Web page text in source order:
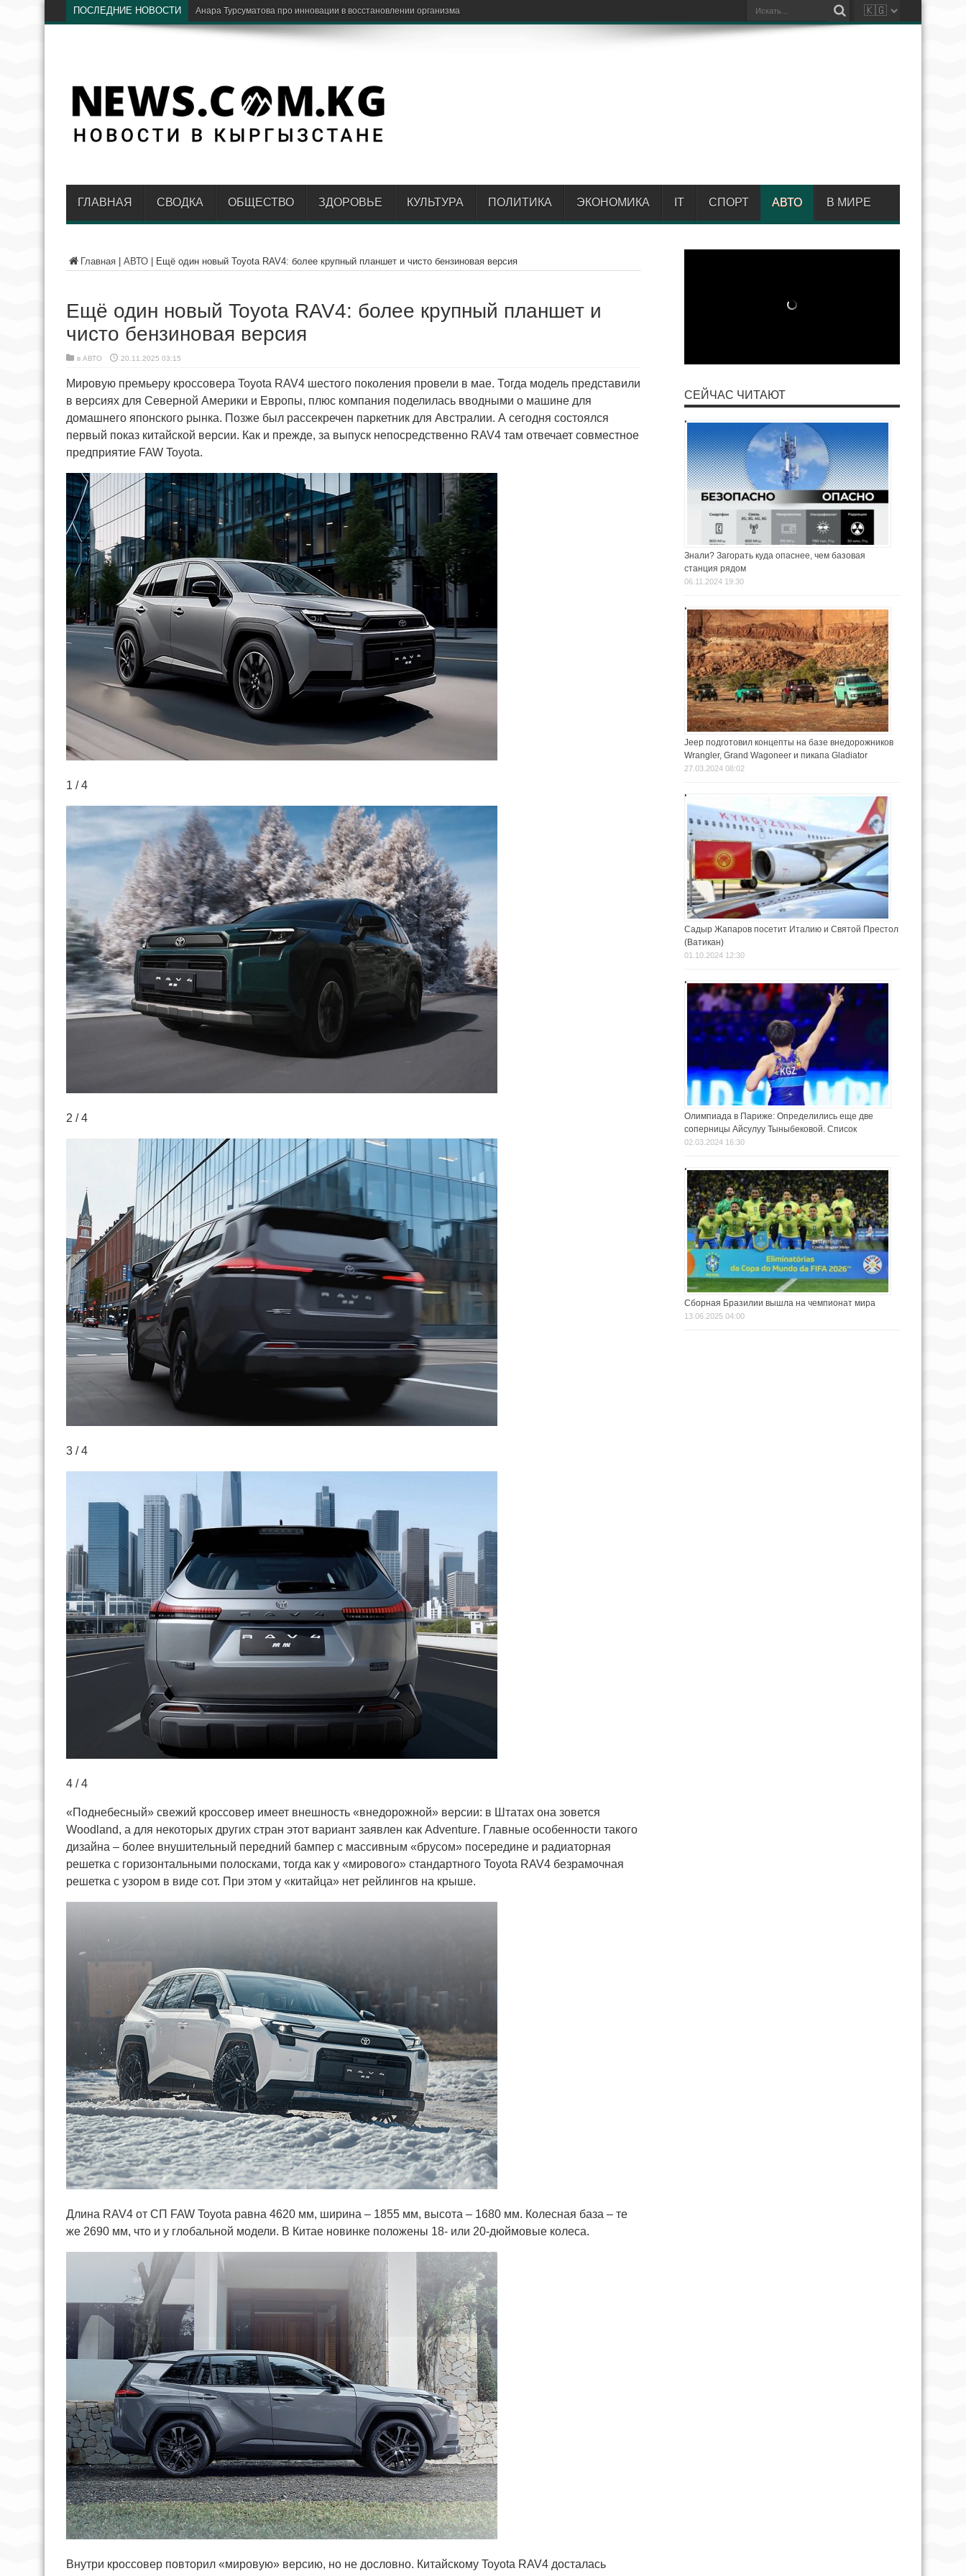
ПОСЛЕДНИЕ НОВОСТИ В путешествиях стало ещё удобнее вме
ГЛАВНАЯ СВОДКА ОБЩЕСТВО ЗДОРОВЬЕ КУЛЬТУРА ПОЛИТИКА ЭКОНОМИКА IT СПОРТ АВТО В МИРЕ
Главная АВТО Ещё один новый Toyota RAV4: более крупный планшет и чисто бензиновая версия
Ещё один новый Toyota RAV4: более крупный планшет и
чисто бензиновая версия
в АВТО 20.11.2025 03:15
Мировую премьеру кроссовера Toyota RAV4 шестого поколения провели в мае. Тогда модель представили
в версиях для Северной Америки и Европы, плюс компания поделилась вводными о машине для
домашнего японского рынка. Позже был рассекречен паркетник для Австралии. А сегодня состоялся
первый показ китайской версии. Как и прежде, за выпуск непосредственно RAV4 там отвечает совместное
предприятие FAW Toyota.
1 / 4
2 / 4
3 / 4
4 / 4
«Поднебесный» свежий кроссовер имеет внешность «внедорожной» версии: в Штатах она зовется
Woodland, а для некоторых других стран этот вариант заявлен как Adventure. Главные особенности такого
дизайна – более внушительный передний бампер с массивным «брусом» посередине и радиаторная
решетка с горизонтальными полосками, тогда как у «мирового» стандартного Toyota RAV4 безрамочная
решетка с узором в виде сот. При этом у «китайца» нет рейлингов на крыше.
Длина RAV4 от СП FAW Toyota равна 4620 мм, ширина – 1855 мм, высота – 1680 мм. Колесная база – те
же 2690 мм, что и у глобальной модели. В Китае новинке положены 18- или 20-дюймовые колеса.
Внутри кроссовер повторил «мировую» версию, но не дословно. Китайскому Toyota RAV4 досталась
СЕЙЧАС ЧИТАЮТ
Знали? Загорать куда опаснее, чем базовая
станция рядом
06.11.2024 19:30
Jeep подготовил концепты на базе внедорожников
Wrangler, Grand Wagoneer и пикапа Gladiator
27.03.2024 08:02
Садыр Жапаров посетит Италию и Святой Престол
(Ватикан)
01.10.2024 12:30
Олимпиада в Париже: Определились еще две
соперницы Айсулуу Тыныбековой. Список
02.03.2024 16:30
Сборная Бразилии вышла на чемпионат мира
13.06.2025 04:00